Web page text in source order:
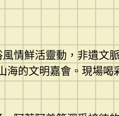
情鮮活靈動，非遺文
的文明嘉會。現場喝